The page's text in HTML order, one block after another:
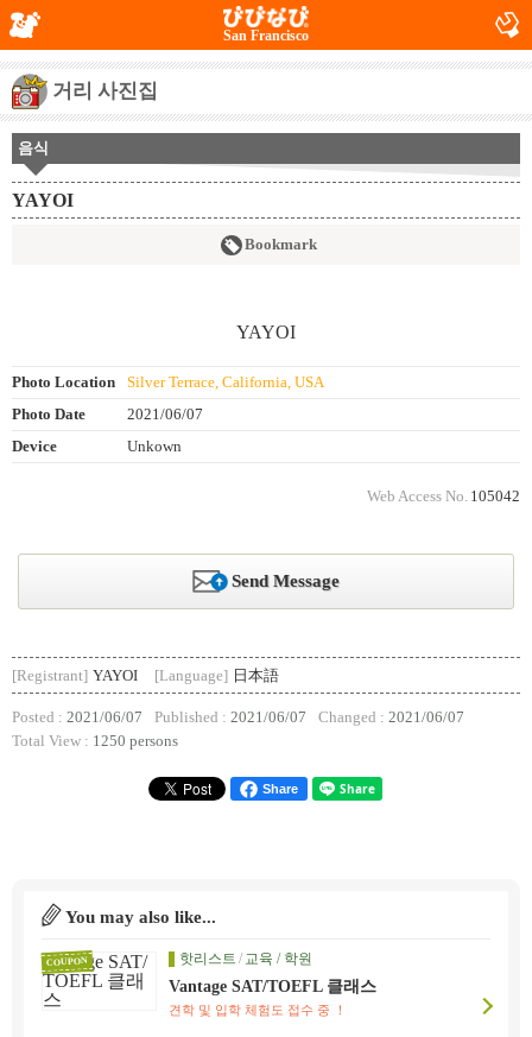
San Francisco
거리 사진집
음식
YAYOI
Bookmark
Photo Location
Silver Terrace, California, USA
Photo Date
2021/06/07
Device
Unkown
Web Access No. 105042
Send Message
[Registrant] YAYOI [Language] 日本語
Posted : 2021/06/07 Published : 2021/06/07 Changed : 2021/06/07
Total View : 1250 persons
Share
You may also like...
핫리스트 / 교육 / 학원
Vantage SAT/TOEFL 클래스
견학 및 입학 체험도 접수 중 ！
COUPON